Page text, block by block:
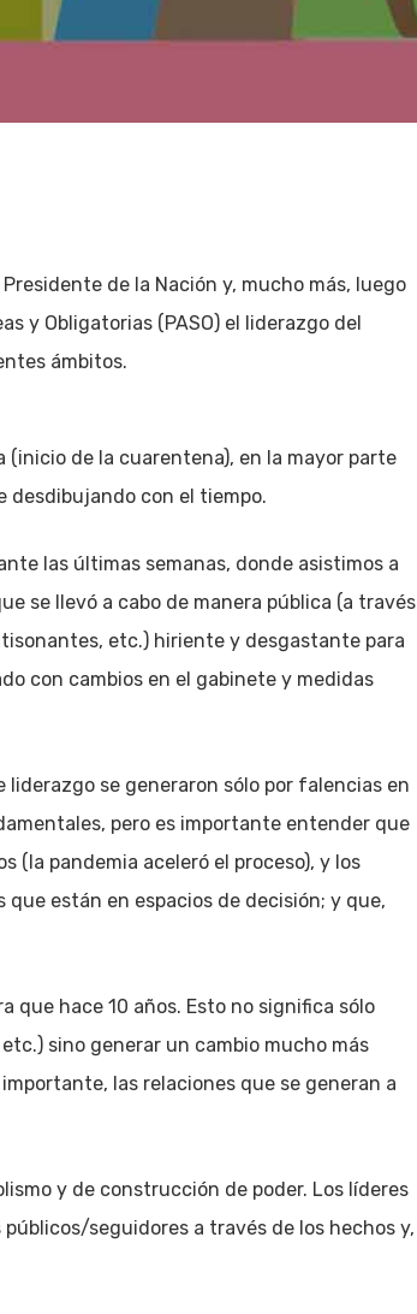
de la Nación y, mucho más, luego
y Obligatorias (PASO) el liderazgo del
ámbitos.
de la cuarentena), en la mayor parte
desdibujando con el tiempo.
las últimas semanas, donde asistimos a
se llevó a cabo de manera pública (a través
etc.) hiriente y desgastante para
con cambios en el gabinete y medidas
liderazgo se generaron sólo por falencias en
pero es importante entender que
(la pandemia aceleró el proceso), y los
están en espacios de decisión; y que,
que hace 10 años. Esto no significa sólo
sino generar un cambio mucho más
las relaciones que se generan a
y de construcción de poder. Los líderes
seguidores a través de los hechos y,